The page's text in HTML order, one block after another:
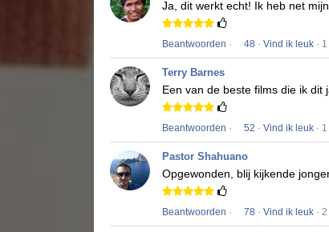
Ja, dit werkt echt! Ik heb net
Beantwoorden · 48 · Vind ik leuk ·
Terry Barnes
Een van de beste films die ik dit
Beantwoorden · 52 · Vind ik leuk ·
Pastor Shahuano
Opgewonden, blij kijkende
Beantwoorden · 78 · Vind ik leuk ·